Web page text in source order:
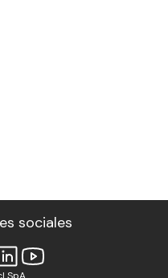
sociales
SpA.